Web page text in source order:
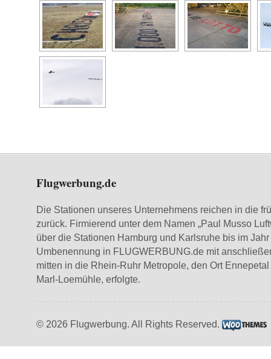
Flugwerbung.de
Die Stationen unseres Unternehmens reichen in die
zurück. Firmierend unter dem Namen „Paul Musso
über die Stationen Hamburg und Karlsruhe bis im
Umbenennung in FLUGWERBUNG.de mit
mitten in die Rhein-Ruhr Metropole, den Ort
Marl-Loemühle, erfolgte.
© 2026 Flugwerbung. All Rights Reserved.